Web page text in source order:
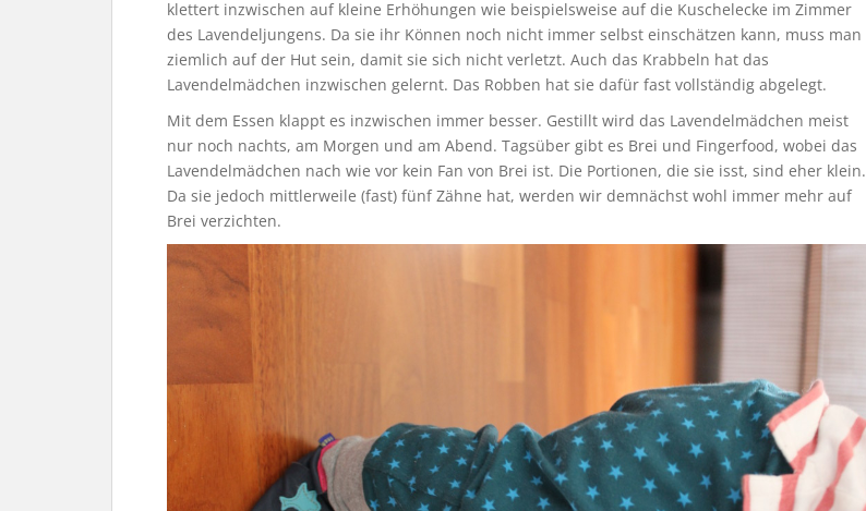
klettert inzwischen auf kleine Erhöhungen wie beispielsweise auf die Kuschelecke im Zimmer
des Lavendeljungens. Da sie ihr Können noch nicht immer selbst einschätzen kann, muss man
ziemlich auf der Hut sein, damit sie sich nicht verletzt. Auch das Krabbeln hat das
Lavendelmädchen inzwischen gelernt. Das Robben hat sie dafür fast vollständig abgelegt.
Mit dem Essen klappt es inzwischen immer besser. Gestillt wird das Lavendelmädchen meist
nur noch nachts, am Morgen und am Abend. Tagsüber gibt es Brei und Fingerfood, wobei das
Lavendelmädchen nach wie vor kein Fan von Brei ist. Die Portionen, die sie isst, sind eher klein.
Da sie jedoch mittlerweile (fast) fünf Zähne hat, werden wir demnächst wohl immer mehr auf
Brei verzichten.